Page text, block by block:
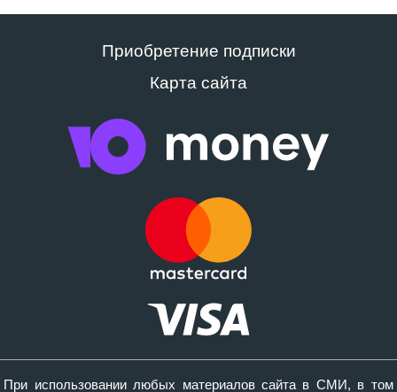
Приобретение подписки
Карта сайта
При использовании любых материалов сайта в СМИ, в том